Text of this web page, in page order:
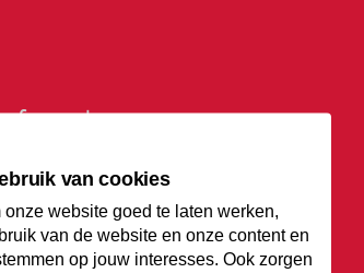
afspraak
aan
van cookies
website goed te laten werken,
van de website en onze content en
op jouw interesses. Ook zorgen